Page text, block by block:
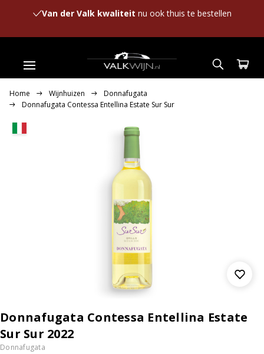
Van der Valk kwaliteit nu ook thuis te bestellen
Home Wijnhuizen
Donnafugata
Donnafugata Contessa Entellina Estate Sur Sur
Donnafugata Contessa Entellina Estate
Sur Sur 2022
Donnafugata